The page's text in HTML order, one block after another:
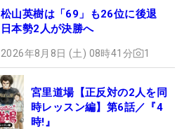
松山英樹は「69」も26位に後退
日本勢2人が決勝へ
2026年8月8日 (土) 08時41分 1
宮里道場【正反対の2人を同
時レッスン編】第6話／『4
時!』